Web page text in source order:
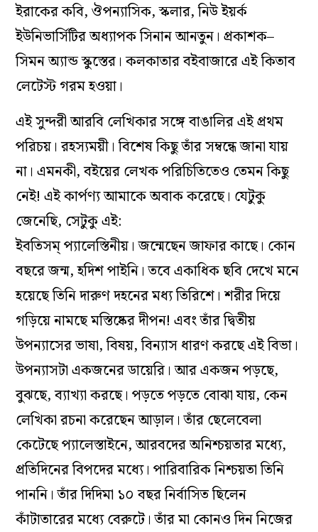
ইরাকের কবি, ঔপন্যাসিক, স্কলার, নিউ ইয়র্ক
ইউনিভার্সিটির অধ্যাপক সিনান আনতুন। প্রকাশক–
সিমন অ্যান্ড স্কুস্তের। কলকাতার বইবাজারে এই কিতাব
লেটেস্ট গরম হওয়া।
এই সুন্দরী আরবি লেখিকার সঙ্গে বাঙালির এই প্রথম
পরিচয়। রহস্যময়ী। বিশেষ কিছু তাঁর সম্বন্ধে জানা যায়
না। এমনকী, বইয়ের লেখক পরিচিতিতেও তেমন কিছু
নেই! এই কার্পণ্য আমাকে অবাক করেছে। যেটুকু
জেনেছি, সেটুকু এই:
ইবতিসম্ প্যালেস্তিনীয়। জন্মেছেন জাফার কাছে। কোন
বছরে জন্ম, হদিশ পাইনি। তবে একাধিক ছবি দেখে মনে
হয়েছে তিনি দারুণ দহনের মধ্য তিরিশে। শরীর দিয়ে
গড়িয়ে নামছে মস্তিষ্কের দীপন! এবং তাঁর দ্বিতীয়
উপন্যাসের ভাষা, বিষয়, বিন্যাস ধারণ করছে এই বিভা।
উপন্যাসটা একজনের ডায়েরি। আর একজন পড়ছে,
বুঝছে, ব্যাখ্যা করছে। পড়তে পড়তে বোঝা যায়, কেন
লেখিকা রচনা করেছেন আড়াল। তাঁর ছেলেবেলা
কেটেছে প্যালেস্তাইনে, আরবদের অনিশ্চয়তার মধ্যে,
প্রতিদিনের বিপদের মধ্যে। পারিবারিক নিশ্চয়তা তিনি
পাননি। তাঁর দিদিমা ১০ বছর নির্বাসিত ছিলেন
কাঁটাতারের মধ্যে বেরুটে। তাঁর মা কোনও দিন নিজের